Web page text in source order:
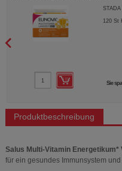
120St
Sie
Produktbeschreibung
Salus Multi-Vitamin Energetikum*
für ein gesundes Immunsystem